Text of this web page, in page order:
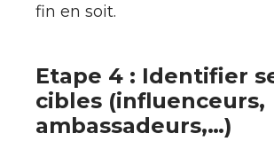
fin en soit.
Etape 4 : Identifier
cibles (influenceurs,
ambassadeurs,…)